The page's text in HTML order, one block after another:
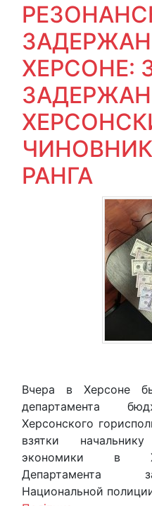
ХЕРСОНЕ:
ЗАДЕРЖАН
РАНГА
Вчера в Херсоне
департамента
Херсонского
взятки
экономики в
Департамента
Национальной